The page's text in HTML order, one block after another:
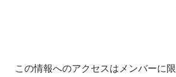
この情報へのアクセスはメンバーに